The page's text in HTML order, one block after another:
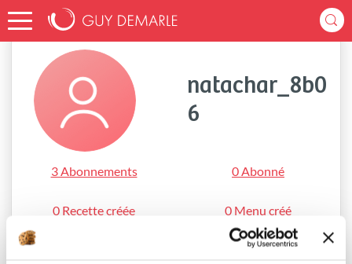
Accueil natachar_8b06
natachar_8b0
6
3 Abonnements 0 Abonné
0 Recette créée 0 Menu créé